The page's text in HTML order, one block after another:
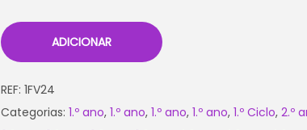
ADICIONAR
REF: 1FV24
Categorias: 1.º ano, 1.º ano, 1.º ano, 1.º ano, 1.º Ciclo, 2.º